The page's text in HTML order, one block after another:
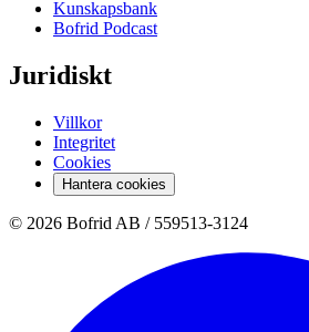
Kunskapsbank
Bofrid Podcast
Juridiskt
Villkor
Integritet
Cookies
Hantera cookies
© 2026 Bofrid AB / 559513-3124